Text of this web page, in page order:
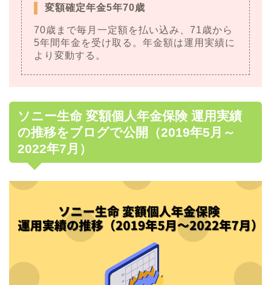
変額確定年金5年70歳
70歳まで毎月一定額を払い込み、71歳から
5年間年金を受け取る。年金額は運用実績に
より変動する。
ソニー生命 変額個人年金保険 運用実績
の推移をブログで公開（2019年5月～
2022年7月）